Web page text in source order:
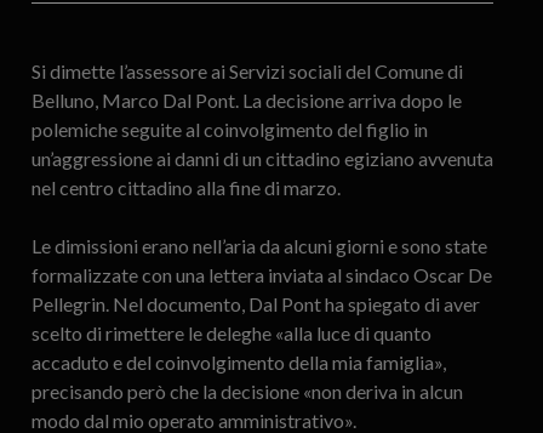
Si dimette l’assessore ai Servizi sociali del Comune di
Belluno, Marco Dal Pont. La decisione arriva dopo le
polemiche seguite al coinvolgimento del figlio in
un’aggressione ai danni di un cittadino egiziano avvenuta
nel centro cittadino alla fine di marzo.
Le dimissioni erano nell’aria da alcuni giorni e sono state
formalizzate con una lettera inviata al sindaco Oscar De
Pellegrin. Nel documento, Dal Pont ha spiegato di aver
scelto di rimettere le deleghe «alla luce di quanto
accaduto e del coinvolgimento della mia famiglia»,
precisando però che la decisione «non deriva in alcun
modo dal mio operato amministrativo».